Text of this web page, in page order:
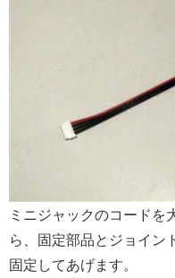
ミニジャックのコードを
ら、固定部品とジョイン
固定してあげます。